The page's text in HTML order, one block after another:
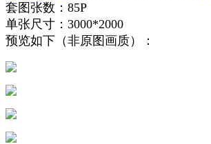
套图张数：85P
单张尺寸：3000*2000
预览如下（非原图画质）：